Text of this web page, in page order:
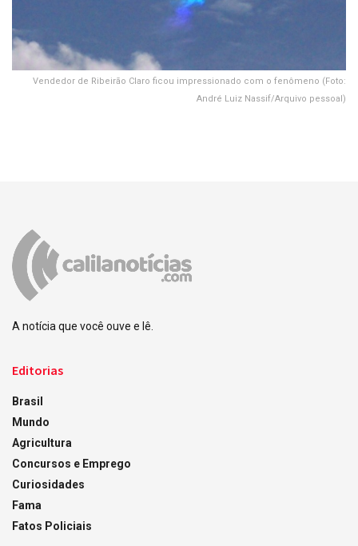
Vendedor de Ribeirão Claro ficou impressionado com o fenômeno (Foto:
André Luiz Nassif/Arquivo pessoal)
A notícia que você ouve e lê.
Editorias
Brasil
Mundo
Agricultura
Concursos e Emprego
Curiosidades
Fama
Fatos Policiais